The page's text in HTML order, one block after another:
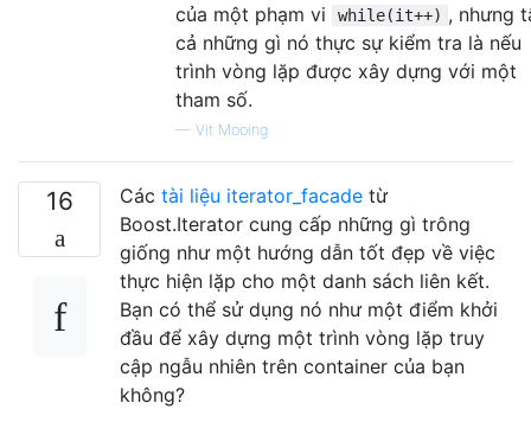
của một phạm vi
while(it++) , nhưng
cả những gì nó thực sự kiểm tra là nếu
trình vòng lặp được xây dựng với một
tham số.
— Vịt Mooing
16 Các tài liệu iterator_facade từ
Boost.Iterator cung cấp những gì trông
giống như một hướng dẫn tốt đẹp về việc
thực hiện lặp cho một danh sách liên kết.
Bạn có thể sử dụng nó như một điểm khởi
đầu để xây dựng một trình vòng lặp truy
cập ngẫu nhiên trên container của bạn
không?